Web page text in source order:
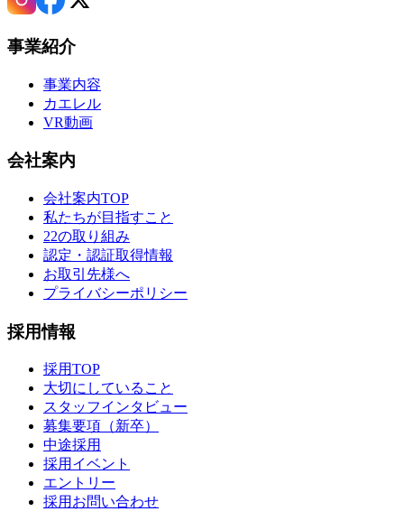
事業紹介
事業内容
カエレル
VR動画
会社案内
会社案内TOP
私たちが目指すこと
22の取り組み
認定・認証取得情報
お取引先様へ
プライバシーポリシー
採用情報
採用TOP
大切にしていること
スタッフインタビュー
募集要項（新卒）
中途採用
採用イベント
エントリー
採用お問い合わせ